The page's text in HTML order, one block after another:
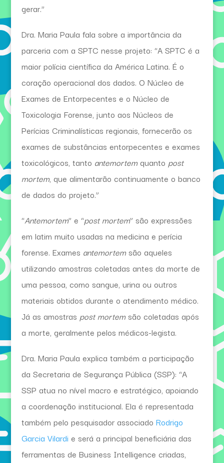
gerar.”
Dra. Maria Paula fala sobre a importância da
parceria com a SPTC nesse projeto: “A SPTC é a
maior polícia científica da América Latina. É o
coração operacional dos dados. O Núcleo de
Exames de Entorpecentes e o Núcleo de
Toxicologia Forense, junto aos Núcleos de
Perícias Criminalísticas regionais, fornecerão os
exames de substâncias entorpecentes e exames
toxicológicos, tanto antemortemquanto post
mortem, que alimentarão continuamente o banco
de dados do projeto.”
“Antemortem” e “post mortem” são expressões
em latim muito usadas na medicina e perícia
forense. Exames antemortemsão aqueles
utilizando amostras coletadas antes da morte de
uma pessoa, como sangue, urina ou outros
materiais obtidos durante o atendimento médico.
Já as amostras post mortemsão coletadas após
a morte, geralmente pelos médicos-legista.
Dra. Maria Paula explica também a participação
da Secretaria de Segurança Pública (SSP): “A
SSP atua no nível macro e estratégico, apoiando
a coordenação institucional. Ela é representada
também pelo pesquisador associado Rodrigo
Garcia Vilardi e será a principal beneficiária das
ferramentas de Business Intelligence criadas,